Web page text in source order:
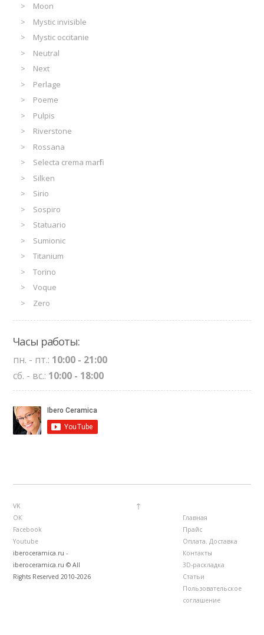
Moon
Mystic invisible
Mystic occitanie
Neutral
Next
Perlage
Poeme
Pulpis
Riverstone
Rossana
Selecta crema marfil
Silken
Sirio
Sospiro
Statuario
Sumionic
Titanium
Torino
Voque
Zero
Часы работы:
пн. - пт.: 10:00 - 21:00
сб. - вс.: 10:00 - 18:00
VK
ОК
Facebook
Youtube
iberoceramica.ru -
iberoceramica.ru © All
Rights Reserved 2010-2026
↑
Главная
Прайс
Оплата. Доставка
Контакты
3D-раскладка
Статьи
Пользовательское
соглашение